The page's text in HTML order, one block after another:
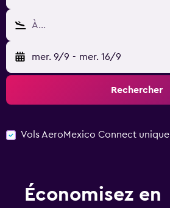
À…
mer. 9/9 - mer. 16/9
Rechercher
Vols AeroMexico Connect
Économisez en